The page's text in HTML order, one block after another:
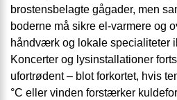
brostensbelagte gågader, men
boderne må sikre el-varmere og
håndværk og lokale specialiteter
Koncerter og lysinstallationer
ufortrødent – blot forkortet, hvis
°C eller vinden forstærker